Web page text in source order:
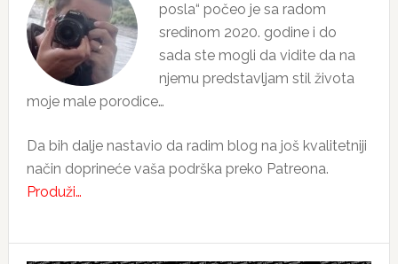
posla“ počeo je sa radom
sredinom 2020. godine i do
sada ste mogli da vidite da na
njemu predstavljam stil života
moje male porodice…
Da bih dalje nastavio da radim blog na još kvalitetniji
način doprineće vaša podrška preko Patreona.
Produži…